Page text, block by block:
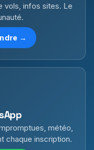
vols, infos sites. Le
→
météo,
chaque inscription.